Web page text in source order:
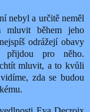
nebyl a určitě neměl
mluvit během jeho
odrážejí obavy
pro něho.
mluvit, a to kvůli
zda se budou